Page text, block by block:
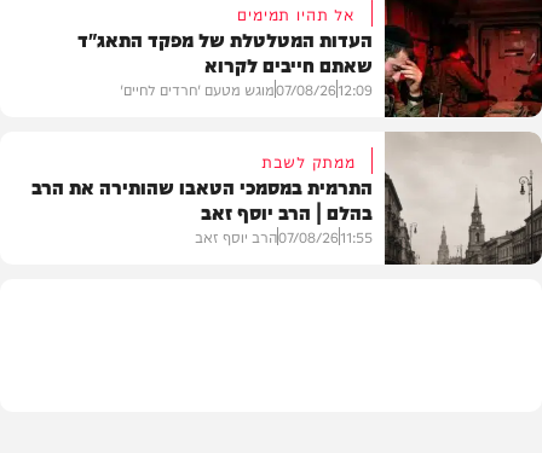
וידאו
דעות
אל תהיו תמימים
העדות המטלטלת של מפקד התאג"ד
שאתם חייבים לקרוא
12:09
07/08/26מוגש מטעם 'חרדים לחיים'
ממתק לשבת
התרמית במסמכי הטאבו שהותירה את הרב
בהלם | הרב יוסף זאב
11:55
07/08/26הרב יוסף זאב